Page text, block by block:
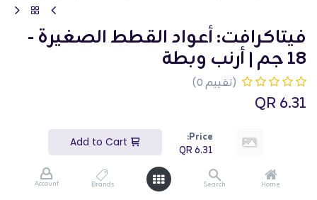
Price:
6.31
Home
Search
Brands
Account
فيتاكرافت: أعواد القطط الصغيرة -
18 جم | أرنب وبطة
(تقييم 0)
6.31
Add to Cart